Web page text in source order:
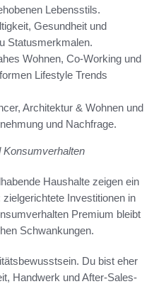
Lebensstils.
Gesundheit und
Statusmerkmalen.
Wohnen, Co-Working und
Lifestyle Trends
Architektur & Wohnen und
und Nachfrage.
Konsumverhalten
Haushalte zeigen ein
Investitionen in
Premium bleibt
Schwankungen.
Du bist eher
Handwerk und After-Sales-